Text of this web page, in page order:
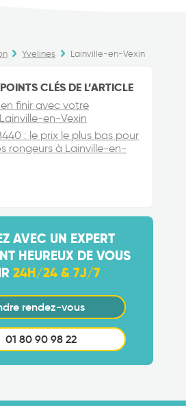
Yvelines Lainville-en-Vexin
CLÉS DE L’ARTICLE
finir avec votre
en-Vexin
: le prix le plus bas pour
rongeurs à Lainville-en-
AVEC UN EXPERT
HEUREUX DE VOUS
24H/24 & 7J/7
rendez-vous
01 80 90 98 22